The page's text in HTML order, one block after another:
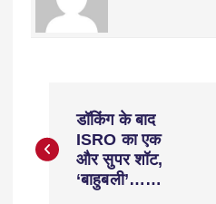
डॉकिंग के बाद
ISRO का एक
और सुपर शॉट,
‘बाहुबली’……